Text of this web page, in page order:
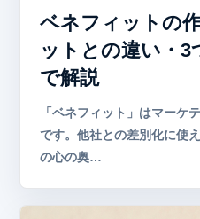
ベネフィットの
ットとの違い・3
で解説
「ベネフィット」はマーケ
です。他社との差別化に使
の心の奥…